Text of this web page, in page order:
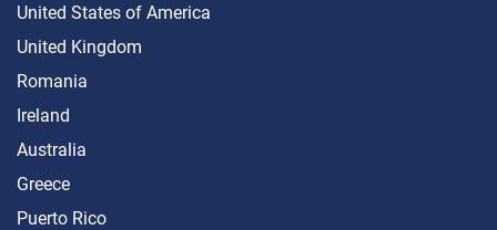
United States of America
United Kingdom
Romania
Ireland
Australia
Greece
Puerto Rico